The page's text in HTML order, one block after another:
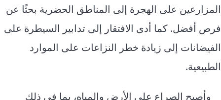
المزارعين على الهجرة إلى المناطق الحضرية بحثًا عن
فرص أفضل. كما أدى الافتقار إلى تدابير السيطرة على
الفيضانات إلى زيادة خطر النزاعات على الموارد
الطبيعية.
وأصبح الصراع على الأرض والمياه، بما في ذلك